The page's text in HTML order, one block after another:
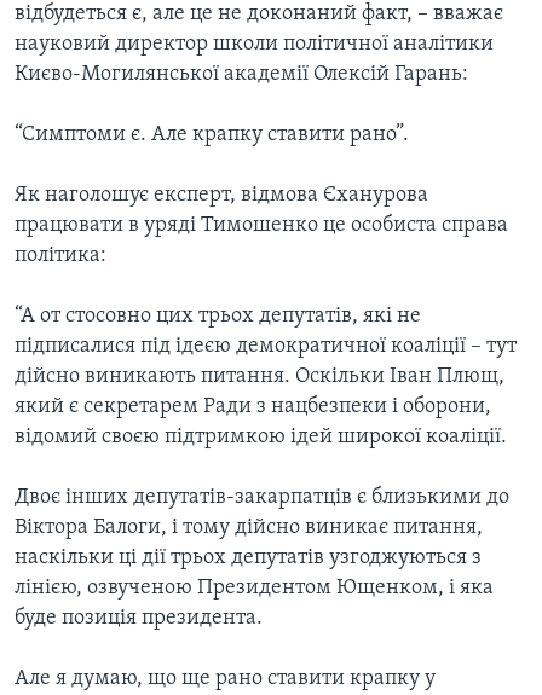
ЕКОНОМІКА
ІСТОРІЇ УСПІХУ УКРАЇНЦІВ
ТЕЛЕПРОГРАМИ
ЧАС-TIME
СТУДІЯ ВАШИНГТОН
ВІКНО В АМЕРИКУ
ПРАЙМ-ТАЙМ
ENGLISH
Learning English
МИ В СОЦМЕРЕЖАХ
відбудеться є, але це не доконаний факт, – вважає
науковий директор школи політичної аналітики
Києво-Могилянської академії Олексій Гарань:
“Симптоми є. Але крапку ставити рано”.
Як наголошує експерт, відмова Єханурова
працювати в уряді Тимошенко це особиста справа
політика:
“А от стосовно цих трьох депутатів, які не
підписалися під ідеєю демократичної коаліції – тут
дійсно виникають питання. Оскільки Іван Плющ,
який є секретарем Ради з нацбезпеки і оборони,
відомий своєю підтримкою ідей широкої коаліції.
Двоє інших депутатів-закарпатців є близькими до
Віктора Балоги, і тому дійсно виникає питання,
наскільки ці дії трьох депутатів узгоджуються з
лінією, озвученою Президентом Ющенком, і яка
буде позиція президента.
Але я думаю, що ще рано ставити крапку у